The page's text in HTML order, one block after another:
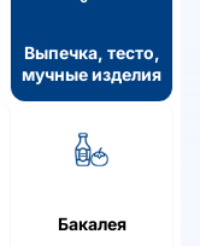
Выпечка, тесто,
мучные изделия
Бакалея